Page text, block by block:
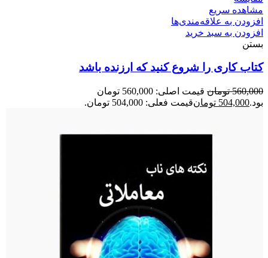
مشاهده سریع
افزودن به علاقه‌مندی‌ها
افزودن به سبد خرید
بستن
کتاب کاری را شروع کنید که ارزنده باشد
560,000 تومان
قیمت اصلی: 560,000 تومان
بود.504,000 تومانقیمت فعلی: 504,000 تومان.